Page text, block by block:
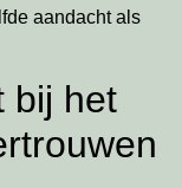
aandacht als
bij het